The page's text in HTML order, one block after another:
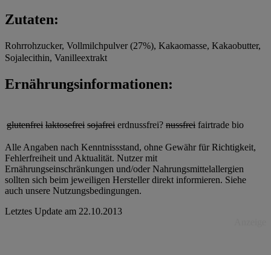
Zutaten:
Rohrrohzucker, Vollmilchpulver (27%), Kakaomasse, Kakaobutter,
Sojalecithin, Vanilleextrakt
Ernährungsinformationen:
glutenfrei laktosefrei sojafrei erdnussfrei? nussfrei fairtrade bio
Alle Angaben nach Kenntnissstand, ohne Gewähr für Richtigkeit,
Fehlerfreiheit und Aktualität. Nutzer mit
Ernährungseinschränkungen und/oder Nahrungsmittelallergien
sollten sich beim jeweiligen Hersteller direkt informieren. Siehe
auch unsere Nutzungsbedingungen.
Letztes Update am 22.10.2013